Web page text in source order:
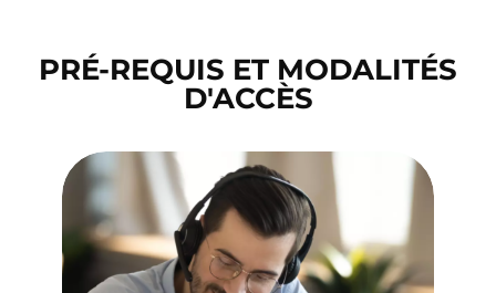
PRÉ-REQUIS ET MODALITÉS
D'ACCÈS